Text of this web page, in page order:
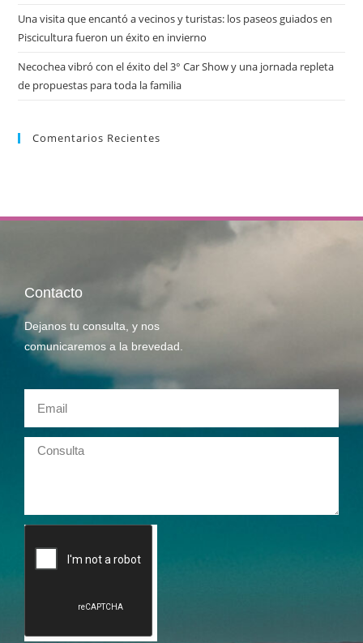
Una visita que encantó a vecinos y turistas: los paseos guiados en
Piscicultura fueron un éxito en invierno
Necochea vibró con el éxito del 3° Car Show y una jornada repleta
de propuestas para toda la familia
Comentarios Recientes
Contacto
Dejanos tu consulta, y nos
comunicaremos a la brevedad.